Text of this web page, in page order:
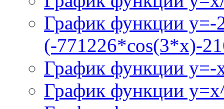
График функции y=-
(-771226*cos(3*x)-
График функции
График функции